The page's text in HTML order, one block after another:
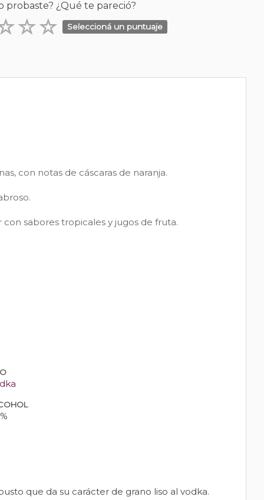
probaste? ¿Qué te pareció?
Seleccioná un puntuaje
con notas de cáscaras de naranja.
sabores tropicales y jugos de fruta.
que da su carácter de grano liso al vodka.